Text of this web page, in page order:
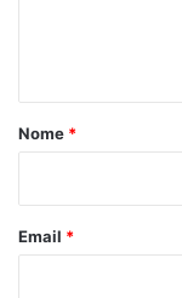
o
Nome *
Email *